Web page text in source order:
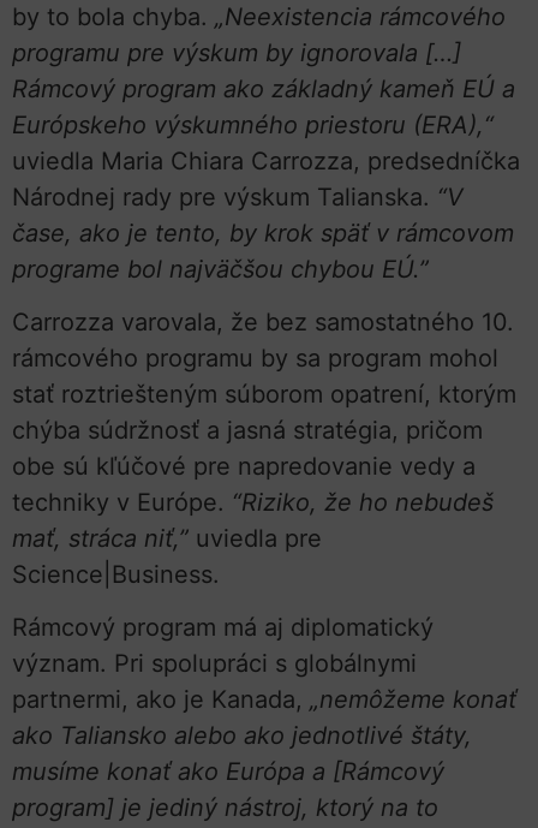
by to bola chyba. „Neexistencia rámcového
programu pre výskum by ignorovala […]
Rámcový program ako základný kameň EÚ a
Európskeho výskumného priestoru (ERA),“
uviedla Maria Chiara Carrozza, predsedníčka
Národnej rady pre výskum Talianska. “V
čase, ako je tento, by krok späť v rámcovom
programe bol najväčšou chybou EÚ.”
Carrozza varovala, že bez samostatného 10.
rámcového programu by sa program mohol
stať roztriešteným súborom opatrení, ktorým
chýba súdržnosť a jasná stratégia, pričom
obe sú kľúčové pre napredovanie vedy a
techniky v Európe. “Riziko, že ho nebudeš
mať, stráca niť,” uviedla pre
Science|Business.
Rámcový program má aj diplomatický
význam. Pri spolupráci s globálnymi
partnermi, ako je Kanada, „nemôžeme konať
ako Taliansko alebo ako jednotlivé štáty,
musíme konať ako Európa a [Rámcový
program] je jediný nástroj, ktorý na to